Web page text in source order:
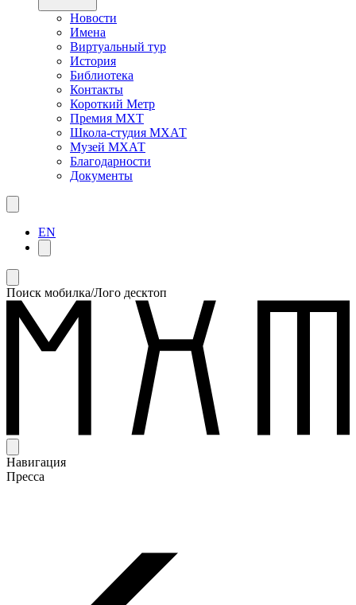
Новости
Имена
Виртуальный тур
История
Библиотека
Контакты
Короткий Метр
Премия МХТ
Школа-студия МХАТ
Музей МХАТ
Благодарности
Документы
EN
Поиск мобилка/Лого десктоп
Навигация
Пресса